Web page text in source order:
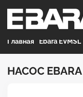
Главная Ebara EVMSL
НАСОС EBARA